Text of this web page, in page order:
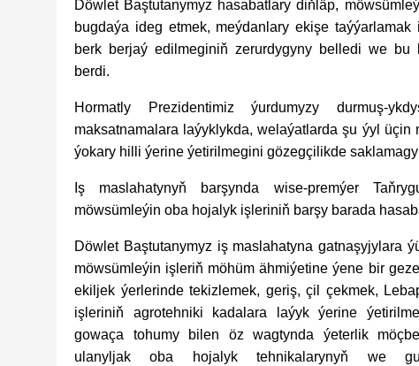
Döwlet Baştutanymyz hasabatlary diňläp,
bugdaýa ideg etmek, meýdanlary ekişe
berk berjaý edilmeginiň zerurdygyny belledi we bu
berdi.
Hormatly Prezidentimiz ýurdumyzy durmuş-
maksatnamalara laýyklykda, welaýatlarda şu ýyl
ýokary hilli ýerine ýetirilmegini gözegçilikde saklamagy
Iş maslahatynyň barşynda wise-premýer
möwsümleýin oba hojalyk işleriniň barşy barada
Döwlet Baştutanymyz iş maslahatyna gatnaşyjylara
möwsümleýin işleriň möhüm ähmiýetine ýene bir
ekiljek ýerlerinde tekizlemek, geriş, çil çekmek,
işleriniň agrotehniki kadalara laýyk ýerine
gowaça tohumy bilen öz wagtynda ýeterlik
ulanyljak oba hojalyk tehnikalarynyň we